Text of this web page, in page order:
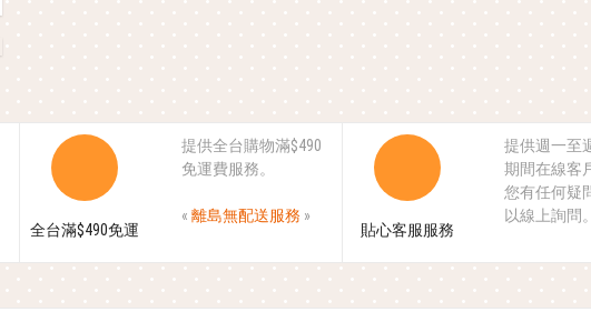
全台滿$490免運
提供全台購物滿$490
免運費服務。
« 離島無配送服務 »
貼心客服服務
提供週一至
期間在線客
您有任何疑
以線上詢問